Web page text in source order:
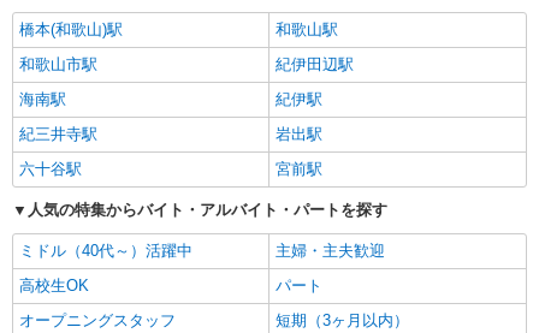
橋本(和歌山)駅
和歌山駅
和歌山市駅
紀伊田辺駅
海南駅
紀伊駅
紀三井寺駅
岩出駅
六十谷駅
宮前駅
人気の特集からバイト・アルバイト・パートを探す
ミドル（40代～）活躍中
主婦・主夫歓迎
高校生OK
パート
オープニングスタッフ
短期（3ヶ月以内）